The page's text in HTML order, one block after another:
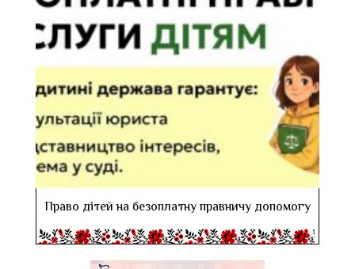
Право дітей на безоплатну правничу допомогу